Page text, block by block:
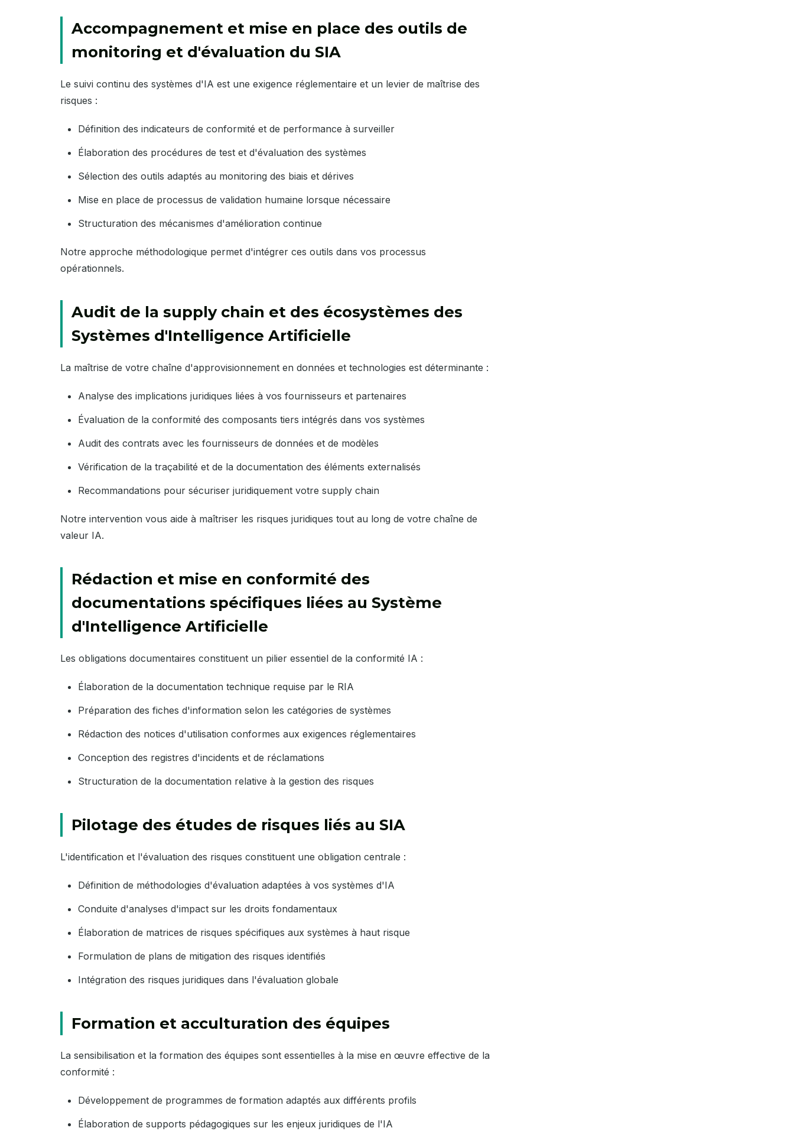
Accompagnement et mise en place des outils de
monitoring et d'évaluation du SIA
Le suivi continu des systèmes d'IA est une exigence réglementaire et un levier de maîtrise des
risques :
Définition des indicateurs de conformité et de performance à surveiller
Élaboration des procédures de test et d'évaluation des systèmes
Sélection des outils adaptés au monitoring des biais et dérives
Mise en place de processus de validation humaine lorsque nécessaire
Structuration des mécanismes d'amélioration continue
Notre approche méthodologique permet d'intégrer ces outils dans vos processus
opérationnels.
Audit de la supply chain et des écosystèmes des
Systèmes d'Intelligence Artificielle
La maîtrise de votre chaîne d'approvisionnement en données et technologies est déterminante :
Analyse des implications juridiques liées à vos fournisseurs et partenaires
Évaluation de la conformité des composants tiers intégrés dans vos systèmes
Audit des contrats avec les fournisseurs de données et de modèles
Vérification de la traçabilité et de la documentation des éléments externalisés
Recommandations pour sécuriser juridiquement votre supply chain
Notre intervention vous aide à maîtriser les risques juridiques tout au long de votre chaîne de
valeur IA.
Rédaction et mise en conformité des
documentations spécifiques liées au Système
d'Intelligence Artificielle
Les obligations documentaires constituent un pilier essentiel de la conformité IA :
Élaboration de la documentation technique requise par le RIA
Préparation des fiches d'information selon les catégories de systèmes
Rédaction des notices d'utilisation conformes aux exigences réglementaires
Conception des registres d'incidents et de réclamations
Structuration de la documentation relative à la gestion des risques
Pilotage des études de risques liés au SIA
L'identification et l'évaluation des risques constituent une obligation centrale :
Définition de méthodologies d'évaluation adaptées à vos systèmes d'IA
Conduite d'analyses d'impact sur les droits fondamentaux
Élaboration de matrices de risques spécifiques aux systèmes à haut risque
Formulation de plans de mitigation des risques identifiés
Intégration des risques juridiques dans l'évaluation globale
Formation et acculturation des équipes
La sensibilisation et la formation des équipes sont essentielles à la mise en œuvre effective de la
conformité :
Développement de programmes de formation adaptés aux différents profils
Élaboration de supports pédagogiques sur les enjeux juridiques de l'IA